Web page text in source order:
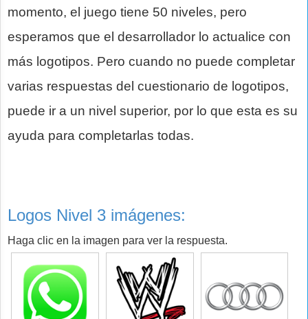
momento, el juego tiene 50 niveles, pero
esperamos que el desarrollador lo actualice con
más logotipos. Pero cuando no puede completar
varias respuestas del cuestionario de logotipos,
puede ir a un nivel superior, por lo que esta es su
ayuda para completarlas todas.
Logos Nivel 3 imágenes:
Haga clic en la imagen para ver la respuesta.